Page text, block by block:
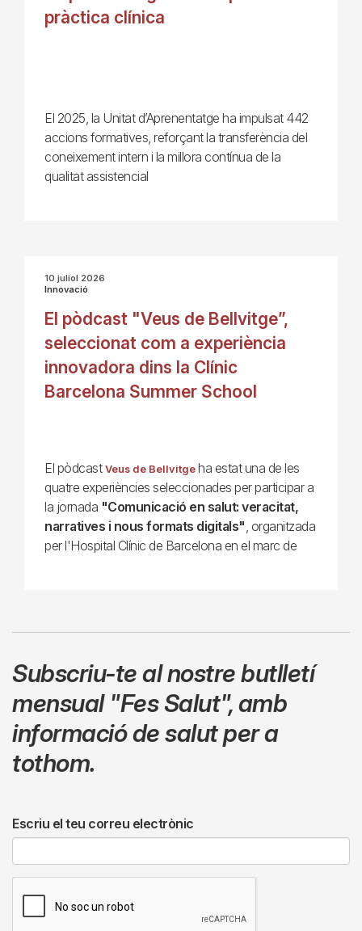
pràctica clínica
El 2025, la Unitat d’Aprenentatge ha impulsat 442
accions formatives, reforçant la transferència del
coneixement intern i la millora contínua de la
qualitat assistencial
10 juliol 2026
Innovació
El pòdcast "Veus de Bellvitge”,
seleccionat com a experiència
innovadora dins la Clínic
Barcelona Summer School
El pòdcast Veus de Bellvitgeha estat una de les
quatre experiències seleccionades per participar a
la jornada "Comunicació en salut: veracitat,
narratives i nous formats digitals" , organitzada
per l'Hospital Clínic de Barcelona en el marc de
Subscriu-te al nostre butlletí
mensual "Fes Salut",amb
informació de salut per a
tothom.
Escriu el teu correu electrònic